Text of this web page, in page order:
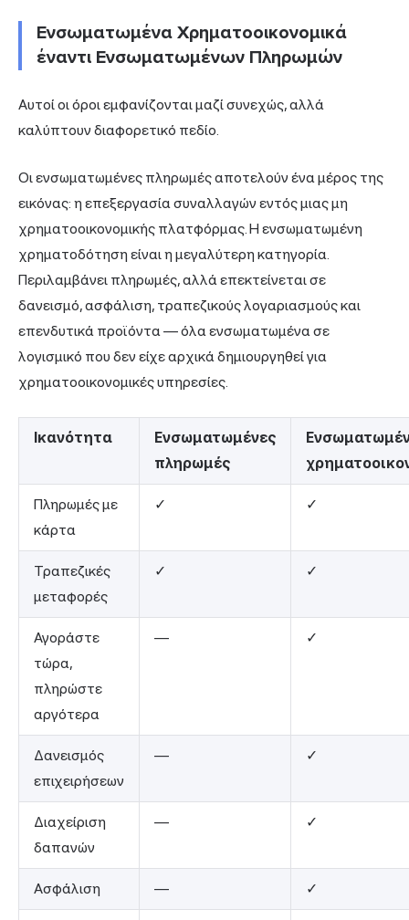
Ενσωματωμένα Χρηματοοικονομικά
έναντι Ενσωματωμένων Πληρωμών
Αυτοί οι όροι εμφανίζονται μαζί συνεχώς, αλλά
καλύπτουν διαφορετικό πεδίο.
Οι ενσωματωμένες πληρωμές αποτελούν ένα μέρος της
εικόνας: η επεξεργασία συναλλαγών εντός μιας μη
χρηματοοικονομικής πλατφόρμας. Η ενσωματωμένη
χρηματοδότηση είναι η μεγαλύτερη κατηγορία.
Περιλαμβάνει πληρωμές, αλλά επεκτείνεται σε
δανεισμό, ασφάλιση, τραπεζικούς λογαριασμούς και
επενδυτικά προϊόντα — όλα ενσωματωμένα σε
λογισμικό που δεν είχε αρχικά δημιουργηθεί για
χρηματοοικονομικές υπηρεσίες.
Ικανότητα
Ενσωματωμένες
πληρωμές
Πληρωμές με
κάρτα
✓ ✓
Τραπεζικές
μεταφορές
✓ ✓
Αγοράστε
τώρα,
πληρώστε
αργότερα
— ✓
Δανεισμός
επιχειρήσεων
— ✓
Διαχείριση
δαπανών
— ✓
Ασφάλιση — ✓